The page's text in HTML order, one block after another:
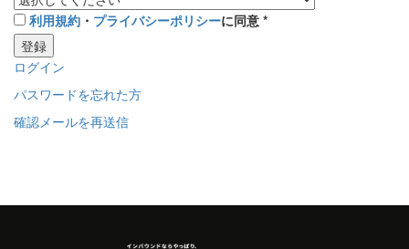
利用規約 ・ プライバシーポリシーに同意 *
登録
ログイン
パスワードを忘れた方
確認メールを再送信